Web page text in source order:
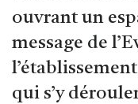
ouvrant un
message de
qui s’y